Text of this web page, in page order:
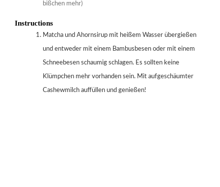
bißchen mehr)
Instructions
Matcha und Ahornsirup mit heißem Wasser übergießen
und entweder mit einem Bambusbesen oder mit einem
Schneebesen schaumig schlagen. Es sollten keine
Klümpchen mehr vorhanden sein. Mit aufgeschäumter
Cashewmilch auffüllen und genießen!